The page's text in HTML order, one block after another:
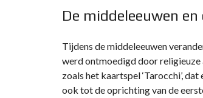
De middeleeuwen
Tijdens de middeleeuwen
werd ontmoedigd door religieuze
zoals het kaartspel ‘Tarocchi’,
ook tot de oprichting van de